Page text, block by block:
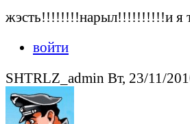
жэсть!!!!!!!!нарыл!!!!!!!!!!и я
войти
SHTRLZ_admin Вт, 23/11/